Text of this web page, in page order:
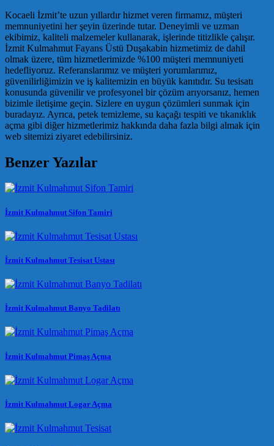
Kocaeli İzmit’te uzun yıllardır hizmet veren firmamız, müşteri
memnuniyetini her şeyin üzerinde tutar. Deneyimli ve uzman
ekibimiz, kaliteli malzemeler kullanarak, işlerinde titizlikle çalışır.
İzmit Kulmahmut Fayans Üstü Duşakabin hizmetimiz de dahil
olmak üzere, tüm hizmetlerimizde %100 müşteri memnuniyeti
hedefliyoruz. Referanslarımız ve müşteri yorumlarımız,
güvenilirliğimizin ve iş kalitemizin en büyük kanıtıdır. Su tesisatı
konusunda güvenilir ve profesyonel bir çözüm arıyorsanız, hemen
bizimle iletişime geçin. Sizlere en uygun çözümleri sunmak için
buradayız. Ayrıca, petek temizleme, su kaçağı tespiti ve tıkanıklık
açma gibi diğer hizmetlerimiz hakkında daha fazla bilgi almak için
web sitemizi ziyaret edebilirsiniz.
Benzer Yazılar
İzmit Kulmahmut Sifon Tamiri
İzmit Kulmahmut Tesisat Ustası
İzmit Kulmahmut Banyo Tadilatı
İzmit Kulmahmut Pimaş Açma
İzmit Kulmahmut Logar Açma